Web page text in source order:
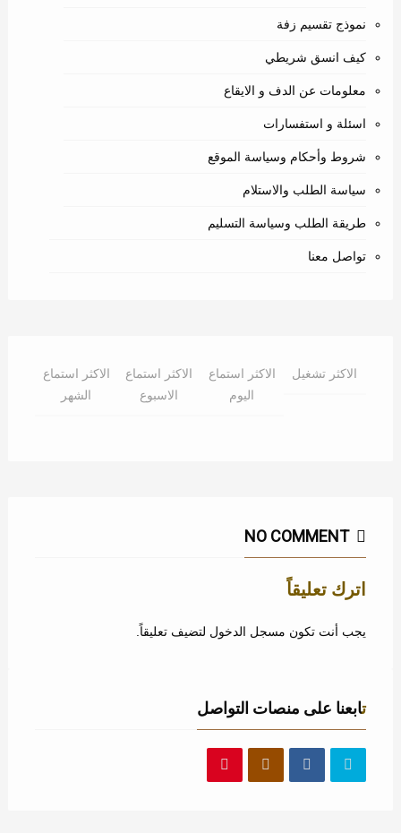
نموذج تقسيم زفة
كيف انسق شريطي
معلومات عن الدف و الايقاع
اسئلة و استفسارات
شروط وأحكام وسياسة الموقع
سياسة الطلب والاستلام
طريقة الطلب وسياسة التسليم
تواصل معنا
الاكثر تشغيل
الاكثر استماع
اليوم
الاكثر استماع
الاسبوع
الاكثر استماع
الشهر
NO COMMENT
اترك تعليقاً
يجب أنت تكون مسجل الدخول لتضيف تعليقاً.
تابعنا على منصات التواصل